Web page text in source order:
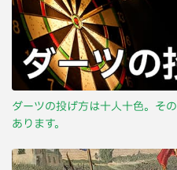
ダーツの投げ方は十人十色。そ
あります。